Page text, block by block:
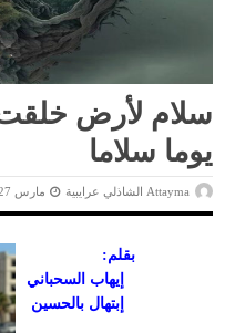
سلام لأرض
يوما سلاما
Attayma الشاذلي عرايبية مارس 27, 2024
بقلم:
إيهاب السحباني
إبتهال بالحسين